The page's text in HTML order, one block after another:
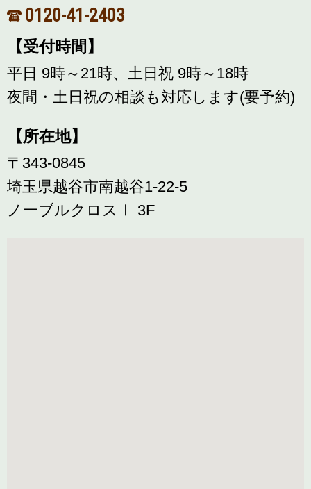
0120-41-2403
【受付時間】
平日 9時～21時、土日祝 9時～18時
夜間・土日祝の相談も対応します(要予約)
【所在地】
〒343-0845
埼玉県越谷市南越谷1-22-5
ノーブルクロスⅠ 3F